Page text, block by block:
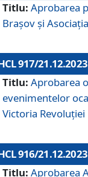
Titlu: Aprobarea
Brașov și
917/21.12.2023
Titlu: Aprobarea
evenimentelor
Victoria
916/21.12.2023
Titlu: Aprobarea